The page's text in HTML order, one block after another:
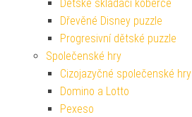
Dětské skládací koberce
Dřevěné Disney puzzle
Progresivní dětské puzzle
Společenské hry
Cizojazyčné společenské hry
Domino a Lotto
Pexeso